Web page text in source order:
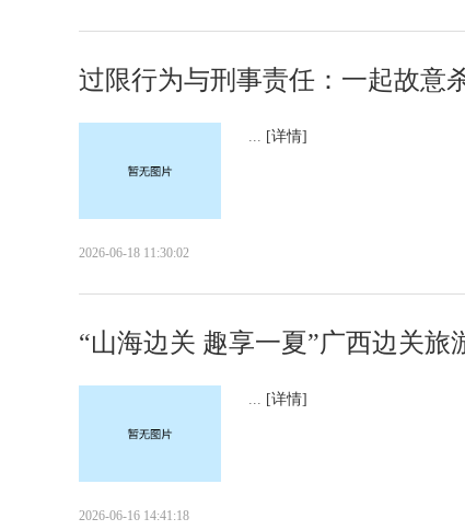
过限行为与刑事责任：一起故意
[详情]
2026-06-18 11:30:02
“山海边关 趣享一夏”广西边关旅
[详情]
2026-06-16 14:41:18